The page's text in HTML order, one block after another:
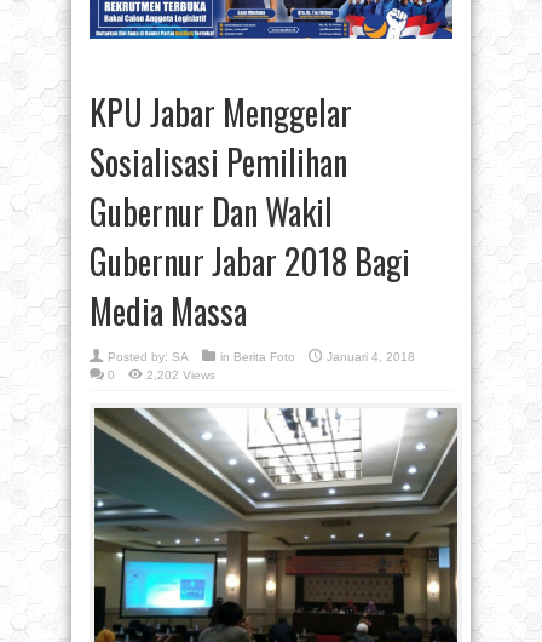
KPU Jabar Menggelar
Sosialisasi Pemilihan
Gubernur Dan Wakil
Gubernur Jabar 2018 Bagi
Media Massa
Posted by: SA in Berita Foto
Januari 4, 2018
0
2,202 Views